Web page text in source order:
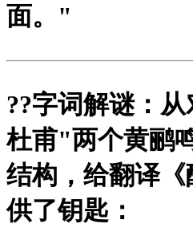
面。"
??字词解谜：
杜甫"两个黄鹂
结构，给翻译
供了钥匙：